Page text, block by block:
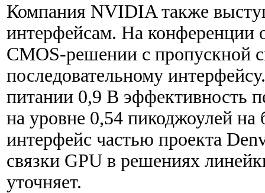
Компания NVIDIA также
интерфейсам. На конференции
CMOS-решении с пропускной
последовательному
питании 0,9 В эффективность
на уровне 0,54 пикоджоулей на
интерфейс частью проекта
связки GPU в решениях
уточняет.